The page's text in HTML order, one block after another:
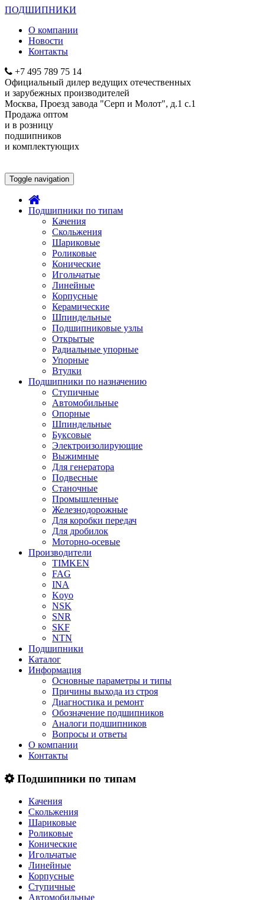
ПОДШИПНИКИ
О компании
Новости
Контакты
+7 495 789 75 14
Официальный дилер ведущих отечественных
и зарубежных производителей
Москва, Проезд завода "Серп и Молот", д.1 с.1
Продажа оптом
и в розницу
подшипников
и комплектующих
Toggle navigation
Подшипники по типам
Качения
Скольжения
Шариковые
Роликовые
Конические
Игольчатые
Линейные
Корпусные
Керамические
Шпиндельные
Подшипниковые узлы
Открытые
Радиальные упорные
Упорные
Втулки
Подшипники по назначению
Ступичные
Автомобильные
Опорные
Шпиндельные
Буксовые
Электроизолирующие
Выжимные
Для генератора
Подвесные
Станочные
Промышленные
Железнодорожные
Для коробки передач
Для дробилок
Моторно-осевые
Производители
TIMKEN
FAG
INA
Koyo
NSK
SNR
SKF
NTN
Подшипники
Каталог
Информация
Основные параметры и типы
Причины выхода из строя
Диагностика и ремонт
Обозначение подшипников
Аналоги подшипников
Вопросы и ответы
О компании
Контакты
Подшипники по типам
Качения
Скольжения
Шариковые
Роликовые
Конические
Игольчатые
Линейные
Корпусные
Ступичные
Автомобильные